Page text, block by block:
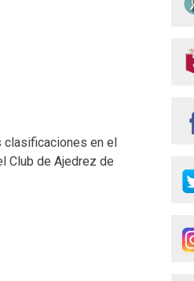
clasificaciones en el
Club de Ajedrez de